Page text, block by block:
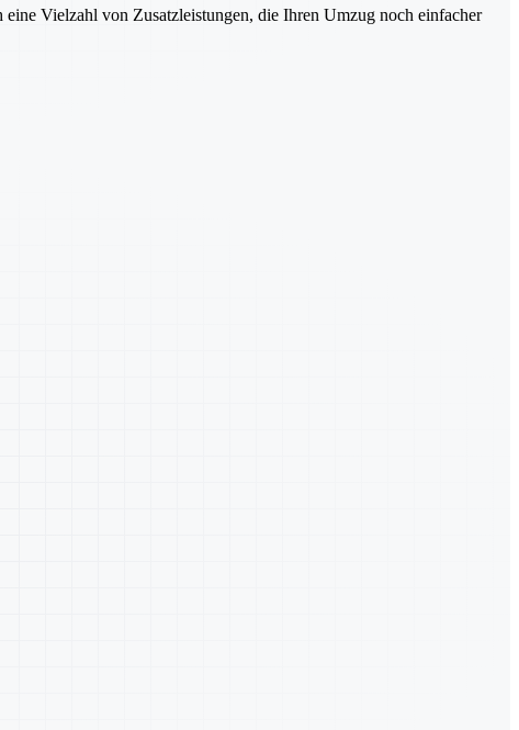
Vielzahl von Zusatzleistungen, die Ihren Umzug noch einfacher